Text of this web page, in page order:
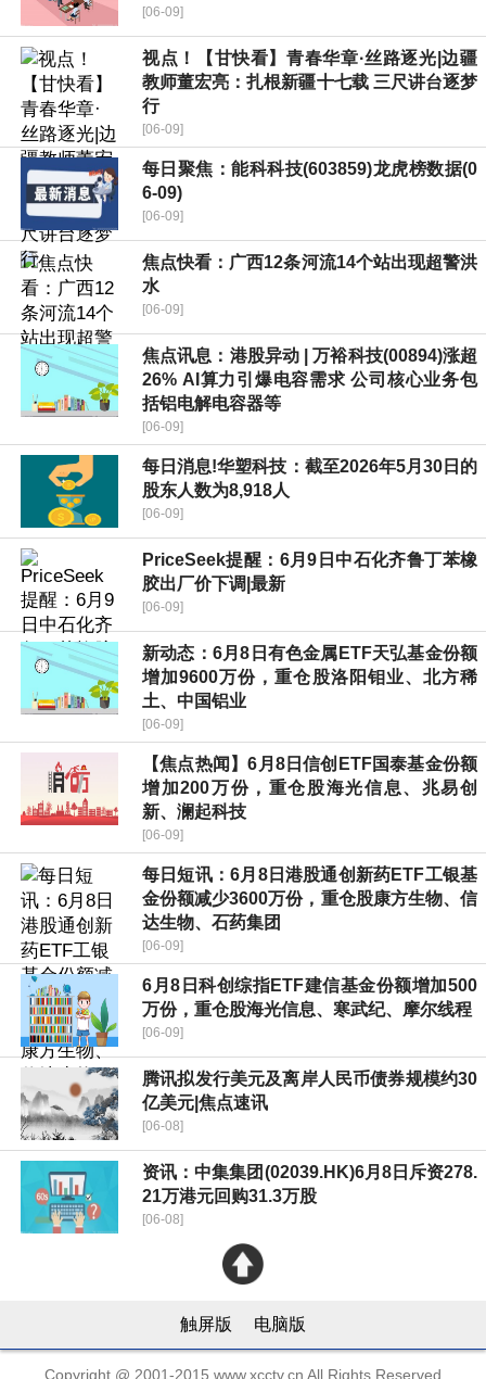
[06-09]
视点！【甘快看】青春华章·丝路逐光|边疆
教师董宏亮：扎根新疆十七载 三尺讲台逐梦
行
[06-09]
每日聚焦：能科科技(603859)龙虎榜数据(0
6-09)
[06-09]
焦点快看：广西12条河流14个站出现超警洪
水
[06-09]
焦点讯息：港股异动 | 万裕科技(00894)涨超
26% AI算力引爆电容需求 公司核心业务包
括铝电解电容器等
[06-09]
每日消息!华塑科技：截至2026年5月30日的
股东人数为8,918人
[06-09]
PriceSeek提醒：6月9日中石化齐鲁丁苯橡
胶出厂价下调|最新
[06-09]
新动态：6月8日有色金属ETF天弘基金份额
增加9600万份，重仓股洛阳钼业、北方稀
土、中国铝业
[06-09]
【焦点热闻】6月8日信创ETF国泰基金份额
增加200万份，重仓股海光信息、兆易创
新、澜起科技
[06-09]
每日短讯：6月8日港股通创新药ETF工银基
金份额减少3600万份，重仓股康方生物、信
达生物、石药集团
[06-09]
6月8日科创综指ETF建信基金份额增加500
万份，重仓股海光信息、寒武纪、摩尔线程
[06-09]
腾讯拟发行美元及离岸人民币债券规模约30
亿美元|焦点速讯
[06-08]
资讯：中集集团(02039.HK)6月8日斥资278.
21万港元回购31.3万股
[06-08]
触屏版 电脑版
Copyright @ 2001-2015 www.xcctv.cn All Rights Reserved